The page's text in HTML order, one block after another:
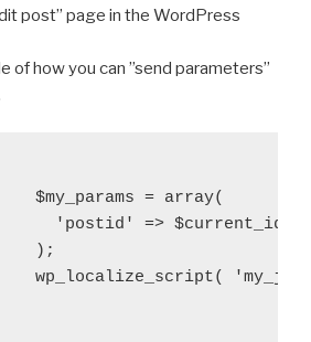
post” page in the WordPress
of how you can ”send parameters”